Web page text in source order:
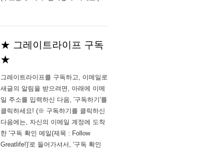
★ 그레이트라이프 구독
★
그레이트라이프를 구독하고, 이메일로
새글의 알림을 받으려면, 아래에 이메
일 주소를 입력하신 다음, '구독하기'를
클릭하세요! (※ 구독하기를 클릭하신
다음에는, 자신의 이메일 계정에 도착
한 '구독 확인 메일(제목 : Follow
Greatlife!)'로 들어가셔서, '구독 확인